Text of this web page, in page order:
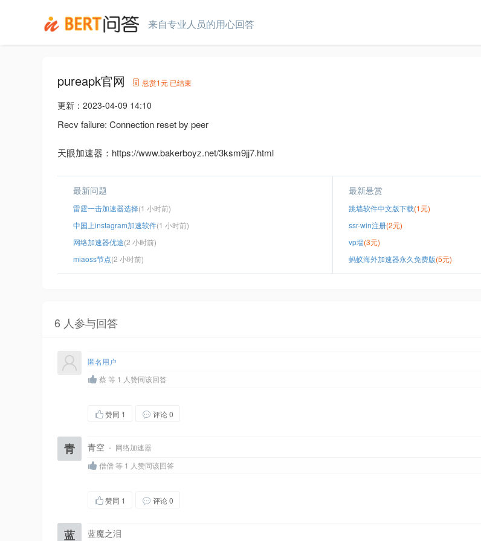
来自专业人员的用心回答
pureapk官网 悬赏1元 已结束
更新： 2023-04-09 14:10
Recv failure: Connection reset by peer
天眼加速器：https://www.bakerboyz.net/3ksm9jj7.html
最新问题
雷霆一击加速器选择(1 小时前)
中国上instagram加速软件(1 小时前)
网络加速器优途(2 小时前)
miaoss节点(2 小时前)
最新悬赏
跳墙软件中文版下载(1元)
ssr-win注册(2元)
vp墙(3元)
蚂蚁海外加速器永久免费版(5元)
6 人参与回答
匿名用户
蔡 等 1 人赞同该回答
赞同 1 评论 0
青 青空 · 网络加速器
僧僧 等 1 人赞同该回答
赞同 1 评论 0
蓝 蓝魔之泪